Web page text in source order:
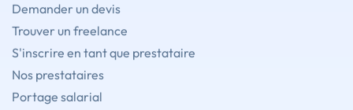
Demander un devis
Trouver un freelance
S'inscrire en tant que prestataire
Nos prestataires
Portage salarial